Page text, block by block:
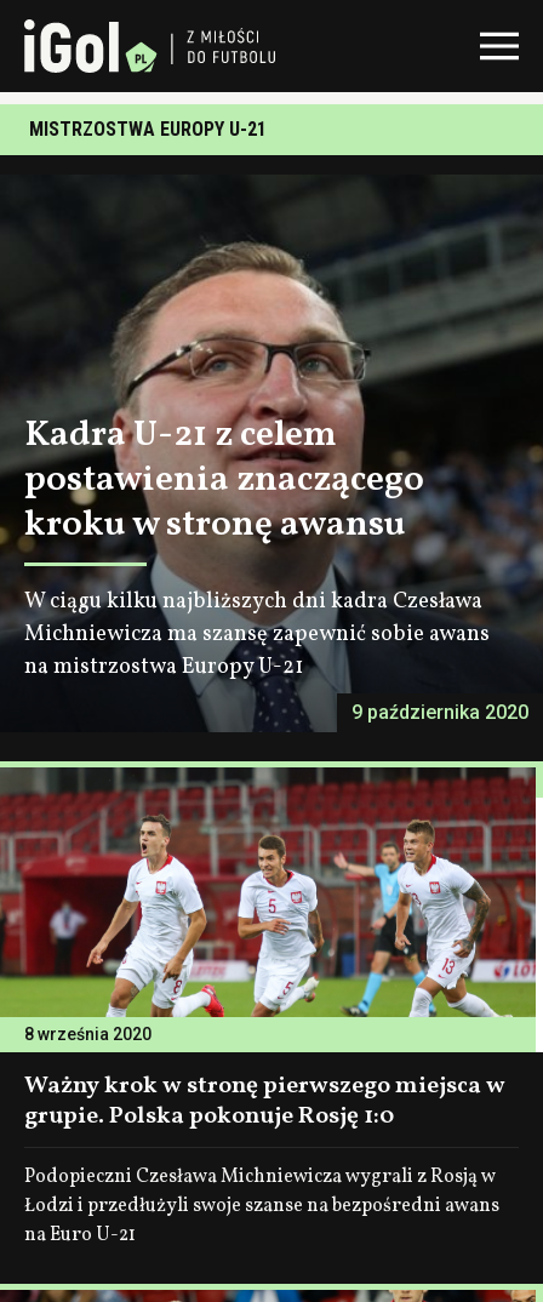
MISTRZOSTWA EUROPY U-21
9 października 2020
Kadra U-21 z celem
postawienia znaczącego
kroku w stronę awansu
W ciągu kilku najbliższych dni kadra Czesława
Michniewicza ma szansę zapewnić sobie awans
na mistrzostwa Europy U-21
8 września 2020
Ważny krok w stronę pierwszego miejsca w
grupie. Polska pokonuje Rosję 1:0
Podopieczni Czesława Michniewicza wygrali z Rosją w
Łodzi i przedłużyli swoje szanse na bezpośredni awans
na Euro U-21